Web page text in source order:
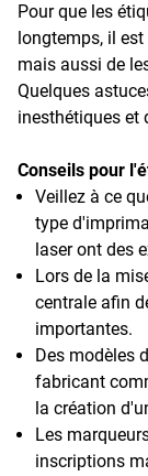
Pour que les
longtemps, il
mais aussi de
Quelques
inesthétiques et
Conseils pour
Veillez à ce
type
laser ont des
Lors de la
centrale afin
importantes.
Des modèles
fabricant
la création
Les
inscriptions